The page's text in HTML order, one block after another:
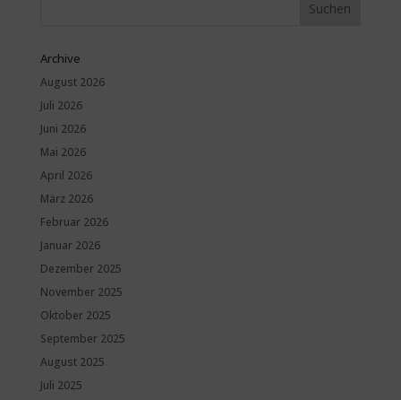
Archive
August 2026
Juli 2026
Juni 2026
Mai 2026
April 2026
März 2026
Februar 2026
Januar 2026
Dezember 2025
November 2025
Oktober 2025
September 2025
August 2025
Juli 2025